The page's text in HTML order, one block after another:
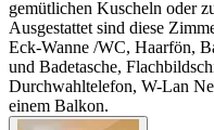
gemütlichen Kuscheln oder
Ausgestattet sind diese
Eck-Wanne /WC, Haarfön,
und Badetasche,
Durchwahltelefon, W-Lan
einem Balkon.